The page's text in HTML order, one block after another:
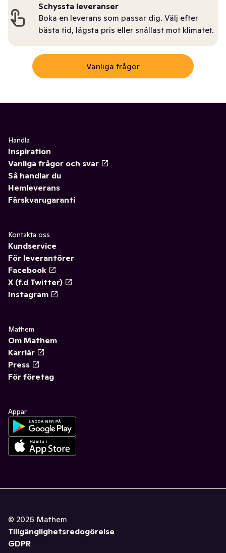
Schyssta leveranser
Boka en leverans som passar dig. Välj efter
bästa tid, lägsta pris eller snällast mot klimatet.
Vanliga frågor
Handla
Inspiration
Vanliga frågor och svar
Så handlar du
Hemleverans
Färskvarugaranti
Kontakta oss
Kundservice
För leverantörer
Facebook
X (f.d Twitter)
Instagram
Mathem
Om Mathem
Karriär
Press
För företag
Appar
© 2026 Mathem
Tillgänglighetsredogörelse
GDPR